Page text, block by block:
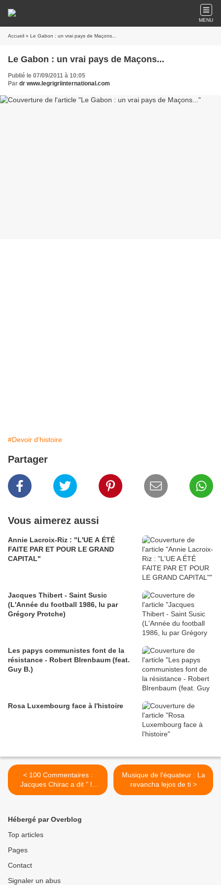
MENU
Accueil » Le Gabon : un vrai pays de Maçons...
Le Gabon : un vrai pays de Maçons...
Publié le 07/09/2011 à 10:05
Par dr www.legrigriinternational.com
#Devoir d'histoire
Partager
Vous aimerez aussi
Annie Lacroix-Riz : "L'UE A ÉTÉ
FAITE PAR ET POUR LE GRAND
CAPITAL"
Jacques Thibert - Saint Susic
(L'Année du football 1986, lu par
Grégory Protche)
Les papys communistes font de la
résistance - Robert BIrenbaum (feat.
Guy B.)
Rosa Luxembourg face à l'histoire
< 100 Commentaires :
Jacques Chirac a dit " la
France et l'Occident
Musique de l'équateur : La
revancha lejos de ti >
Hébergé par Overblog
Top articles
Pages
Contact
Signaler un abus